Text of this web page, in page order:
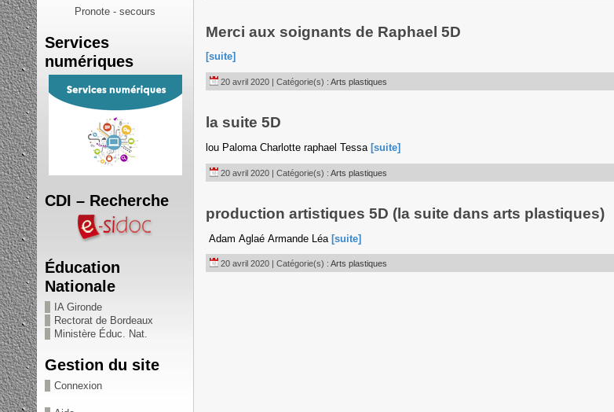
Pronote - secours
Services
numériques
CDI – Recherche
Éducation
Nationale
IA Gironde
Rectorat de Bordeaux
Ministère Éduc. Nat.
Gestion du site
Connexion
Merci aux soignants de Raphael 5D
[suite]
20 avril 2020 | Catégorie(s) : Arts plastiques
la suite 5D
lou Paloma Charlotte raphael Tessa [suite]
20 avril 2020 | Catégorie(s) : Arts plastiques
production artistiques 5D (la suite dans arts plastiques)
Adam Aglaé Armande Léa [suite]
20 avril 2020 | Catégorie(s) : Arts plastiques